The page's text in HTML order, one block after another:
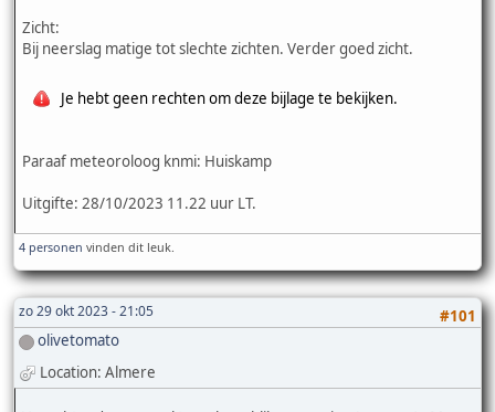
Zicht:
Bij neerslag matige tot slechte zichten. Verder goed zicht.
Je hebt geen rechten om deze bijlage te bekijken.
Paraaf meteoroloog knmi: Huiskamp
Uitgifte: 28/10/2023 11.22 uur LT.
4 personen vinden dit leuk.
zo 29 okt 2023 - 21:05
#101
olivetomato
Location: Almere